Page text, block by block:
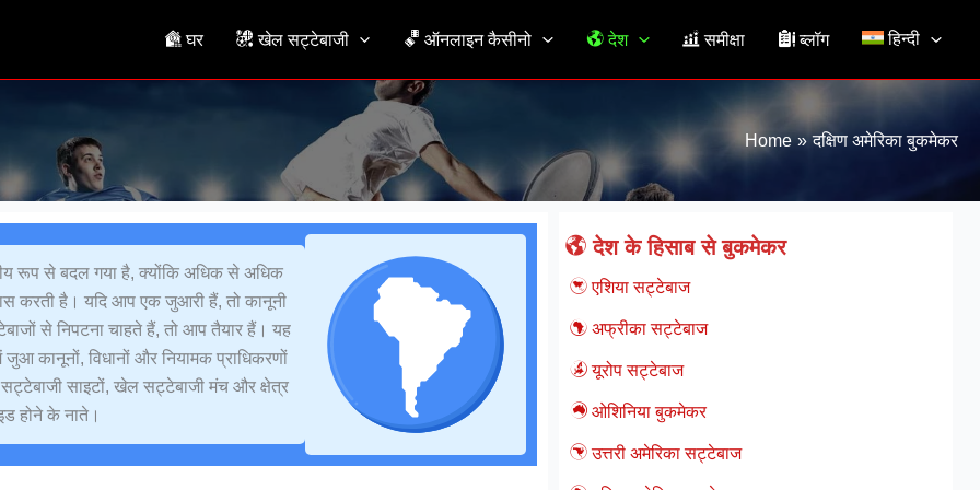
घर खेल सट्टेबाजी ऑनलाइन कैसीनो देश समीक्षा ब्लॉग हिन्दी
Home दक्षिण अमेरिका बुकमेकर
रूप से बदल गया है, क्योंकि अधिक से अधिक
करती है। यदि आप एक जुआरी हैं, तो कानूनी
से निपटना चाहते हैं, तो आप तैयार हैं। यह
जुआ कानूनों, विधानों और नियामक प्राधिकरणों
साइटों, खेल सट्टेबाजी मंच और क्षेत्र
होने के नाते।
देश के हिसाब से बुकमेकर
एशिया सट्टेबाज
अफ्रीका सट्टेबाज
यूरोप सट्टेबाज
ओशिनिया बुकमेकर
उत्तरी अमेरिका सट्टेबाज